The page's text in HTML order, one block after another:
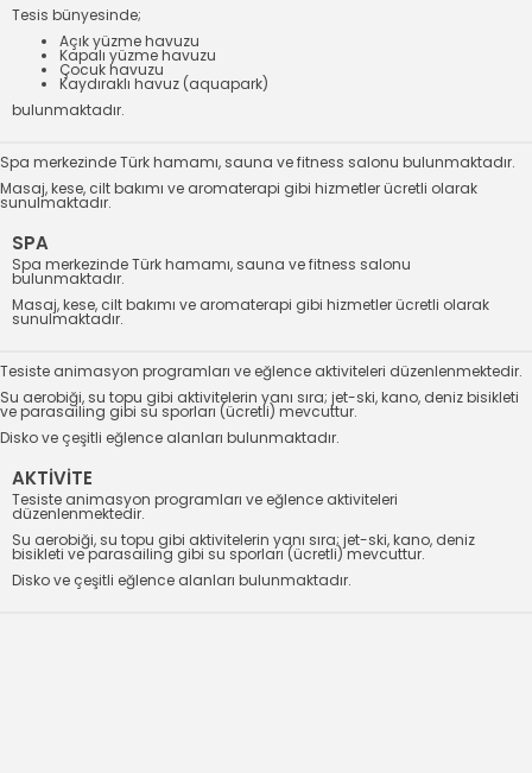
Tesis bünyesinde;
Açık yüzme havuzu
Kapalı yüzme havuzu
Çocuk havuzu
Kaydıraklı havuz (aquapark)
bulunmaktadır.
Spa merkezinde Türk hamamı, sauna ve fitness salonu bulunmaktadır.
Masaj, kese, cilt bakımı ve aromaterapi gibi hizmetler ücretli olarak
sunulmaktadır.
SPA
Spa merkezinde Türk hamamı, sauna ve fitness salonu
bulunmaktadır.
Masaj, kese, cilt bakımı ve aromaterapi gibi hizmetler ücretli olarak
sunulmaktadır.
Tesiste animasyon programları ve eğlence aktiviteleri düzenlenmektedir.
Su aerobiği, su topu gibi aktivitelerin yanı sıra; jet-ski, kano, deniz bisikleti
ve parasailing gibi su sporları (ücretli) mevcuttur.
Disko ve çeşitli eğlence alanları bulunmaktadır.
AKTİVİTE
Tesiste animasyon programları ve eğlence aktiviteleri
düzenlenmektedir.
Su aerobiği, su topu gibi aktivitelerin yanı sıra; jet-ski, kano, deniz
bisikleti ve parasailing gibi su sporları (ücretli) mevcuttur.
Disko ve çeşitli eğlence alanları bulunmaktadır.